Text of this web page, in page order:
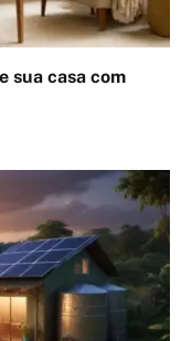
sua casa com